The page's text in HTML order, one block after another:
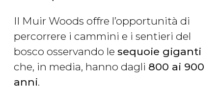
Il Muir Woods offre l’opportunità di
percorrere i cammini e i sentieri del
bosco osservando le sequoie giganti
che, in media, hanno dagli 800 ai 900
anni.